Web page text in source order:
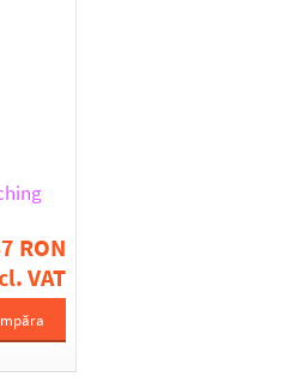
RON
VAT